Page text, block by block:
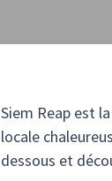
Siem Reap est
locale
dessous et